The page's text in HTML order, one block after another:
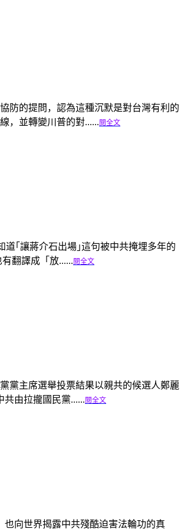
防的提問，認為這種沉默是對台灣有利的
，並轉變川普的對...... 閱全文
道｢讓蔣介石出場｣這句被中共掩埋多年的
翻譯成「放...... 閱全文
黨主席選舉投票結果以親共的候選人鄭麗
由拉攏國民黨...... 閱全文
也向世界揭露中共殘酷迫害法輪功的真